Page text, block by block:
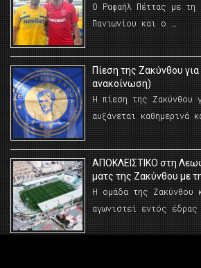
Ο Ραφαήλ Πέττας με τη
Πανιωνίου και ο …
Πίεση της Ζακύνθου
ανακοίνωση)
Η πίεση της Ζακύνθου
αυξάνεται καθημερινά
AΠΟΚΛΕΙΣΤΙΚΟ στη
ματς της Ζακύνθου με
Η ομάδα της Ζακύνθου
αγωνιστεί εντός έδρας